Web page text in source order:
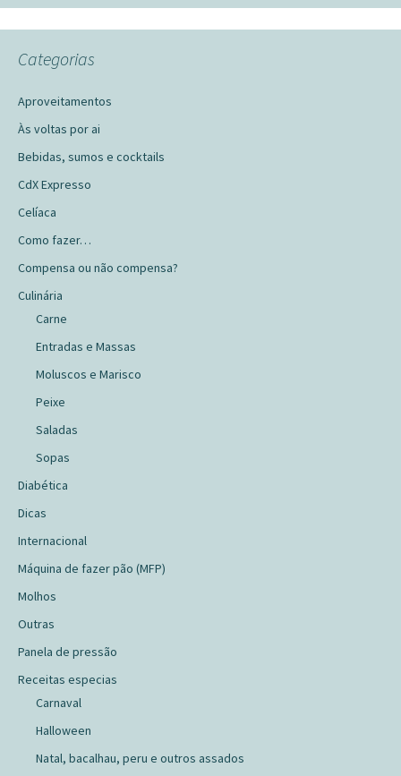
Categorias
Aproveitamentos
Às voltas por ai
Bebidas, sumos e cocktails
CdX Expresso
Celíaca
Como fazer…
Compensa ou não compensa?
Culinária
Carne
Entradas e Massas
Moluscos e Marisco
Peixe
Saladas
Sopas
Diabética
Dicas
Internacional
Máquina de fazer pão (MFP)
Molhos
Outras
Panela de pressão
Receitas especias
Carnaval
Halloween
Natal, bacalhau, peru e outros assados